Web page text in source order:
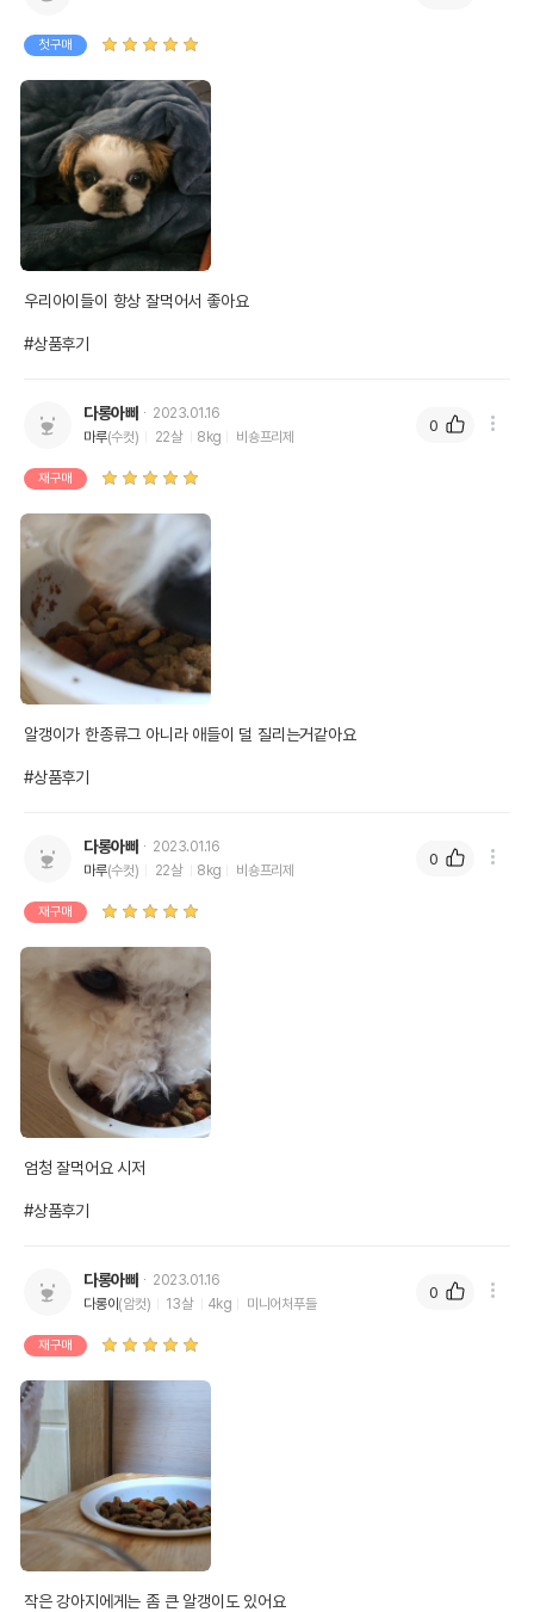
첫구매
우리아이들이 항상 잘먹어서 좋아요
#상품후기
다롱아빠
2023.01.16
마루(수컷) 22살 8kg 비숑프리제
재구매
알갱이가 한종류그 아니라 애들이 덜 질리는거같아요
#상품후기
0
다롱아빠
2023.01.16
마루(수컷) 22살 8kg 비숑프리제
재구매
엄청 잘먹어요 시저
#상품후기
0
다롱아빠
2023.01.16
다롱이 (암컷) 13살 4kg 미니어처푸들
재구매
작은 강아지에게는 좀 큰 알갱이도 있어요
0